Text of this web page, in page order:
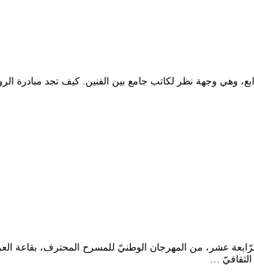
وهي وجهة نظر لكاتب جامع بين الفنين. كيف تجد مبادرة
“لعبة العرش”، يوم الأربعاء 17 مارس 2021، في المنافسة الرّسميّة للدّورة الرّابعة عشر، من المهرجان الوطنيّ
…